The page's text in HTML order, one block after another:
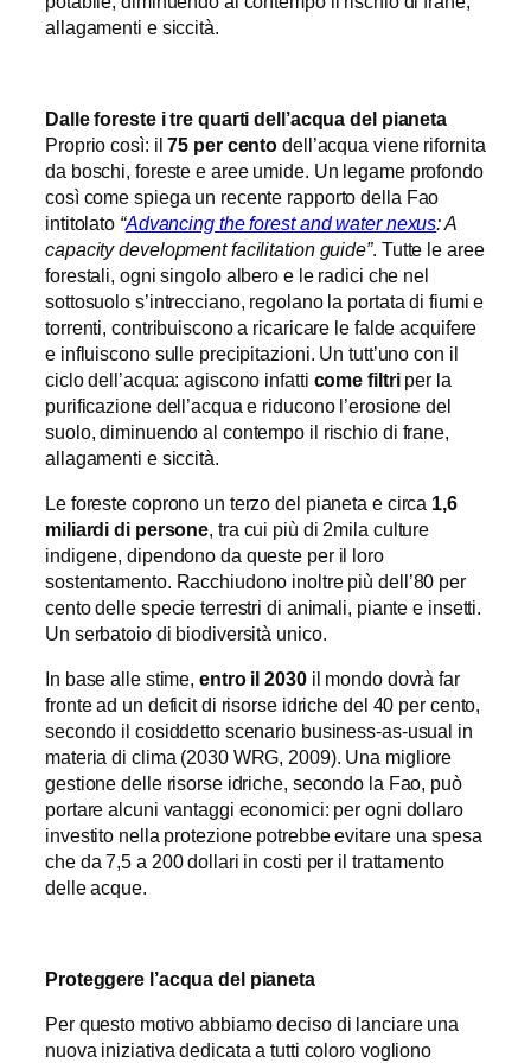
allagamenti e siccità.
Dalle foreste i tre quarti dell’acqua del pianeta
Proprio così: il75 per cento dell’acqua viene rifornita
da boschi, foreste e aree umide. Un legame profondo
così come spiega un recente rapporto della Fao
intitolato “Advancing the forest and water nexus: A
capacity development facilitation guide”. Tutte le aree
forestali, ogni singolo albero e le radici che nel
sottosuolo s’intrecciano, regolano la portata di fiumi e
torrenti, contribuiscono a ricaricare le falde acquifere
e influiscono sulle precipitazioni. Un tutt’uno con il
ciclo dell’acqua: agiscono infatti come filtriper la
purificazione dell’acqua e riducono l’erosione del
suolo, diminuendo al contempo il rischio di frane,
allagamenti e siccità.
Le foreste coprono un terzo del pianeta e circa 1,6
miliardi di persone, tra cui più di 2mila culture
indigene, dipendono da queste per il loro
sostentamento. Racchiudono inoltre più dell’80 per
cento delle specie terrestri di animali, piante e insetti.
Un serbatoio di biodiversità unico.
In base alle stime, entro il 2030il mondo dovrà far
fronte ad un deficit di risorse idriche del 40 per cento,
secondo il cosiddetto scenario business-as-usual in
materia di clima (2030 WRG, 2009). Una migliore
gestione delle risorse idriche, secondo la Fao, può
portare alcuni vantaggi economici: per ogni dollaro
investito nella protezione potrebbe evitare una spesa
che da 7,5 a 200 dollari in costi per il trattamento
delle acque.
Proteggere l’acqua del pianeta
Per questo motivo abbiamo deciso di lanciare una
nuova iniziativa dedicata a tutti coloro vogliono